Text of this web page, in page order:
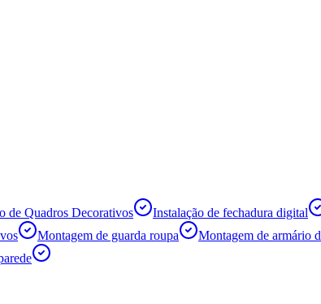
de Quadros Decorativos Instalação de fechadura digital
Montagem de guarda roupa Montagem de armário